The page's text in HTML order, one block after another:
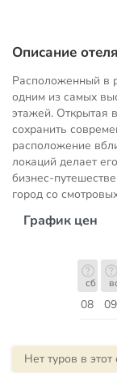
Описание
Расположенный в
одним из самых
этажей. Открытая
сохранить
расположение
локаций делает
бизнес-
город со
График цен
08
сб
09
Нет туров в этот